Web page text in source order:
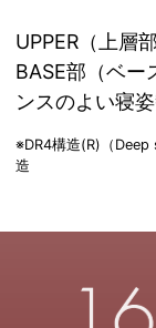
UPPER（上層
BASE部（ベー
ンスのよい寝
※DR4構造(R)（
造